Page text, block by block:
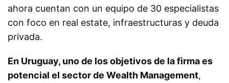
ahora cuentan con un equipo de 30 especialistas
con foco en real estate, infraestructuras y deuda
privada.
En Uruguay, uno de los objetivos de la firma es
potencial el sector de Wealth Management,